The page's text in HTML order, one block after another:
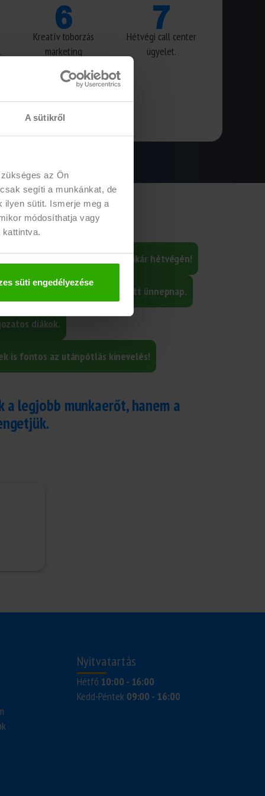
A sütikről
az Ön
segíti a munkánkat, de
ilyen sütit. Ismerje meg a
módosíthatja vagy
kattintva.
süti engedélyezése
Kreatív toborzás
marketing
Hétvégi call center
ügyelet.
éjszakára, hétköznapra vagy akár hétvégén!
betegállomány, fizetett ünnepnap.
diákok.
is fontos az utánpótlás kinevelés!
legjobb munkaerőt, hanem a
Nyitvatartás
Hétfő 10:00 - 16:00
Kedd-Péntek 09:00 - 16:00